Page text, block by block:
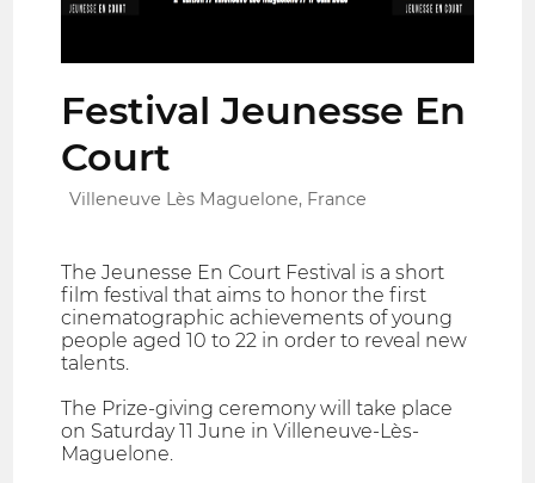
Festival Jeunesse En
Court
Villeneuve Lès Maguelone, France
The Jeunesse En Court Festival is a short
film festival that aims to honor the first
cinematographic achievements of young
people aged 10 to 22 in order to reveal new
talents.
The Prize-giving ceremony will take place
on Saturday 11 June in Villeneuve-Lès-
Maguelone.